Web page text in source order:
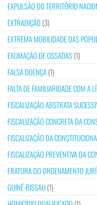
EXPULSÃO DO TERRITÓRIO
EXTRADIÇÃO (3)
EXTREMA MOBILIDADE DAS
EXUMAÇÃO DE OSSADAS(1)
FALSA DOENÇA(1)
FALTA DE FAMILIARIDADE COM A
FISCALIZAÇÃO ABSTRATA
FISCALIZAÇÃO CONCRETA DA
FISCALIZAÇÃO DA
FISCALIZAÇÃO PREVENTIVA DA
FRATURA DO ORDENAMENTO
GUINÉ-BISSAU(1)